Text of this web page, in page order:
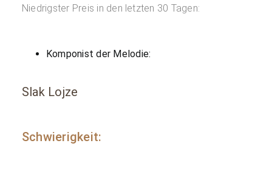
Niedrigster Preis in den letzten 30 Tagen:
Komponist der Melodie:
Slak Lojze
Schwierigkeit: